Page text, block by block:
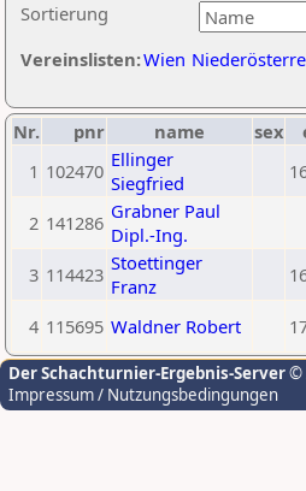
Sortierung
Vereinslisten:Wien
Nr. pnr name sex
1 102470 Ellinger
Siegfried
2 141286 Grabner Paul
Dipl.-Ing.
3 114423 Stoettinger
Franz
4 115695 Waldner Robert
Der Schachturnier-Ergebnis-Server©
Impressum / Nutzungsbedingungen